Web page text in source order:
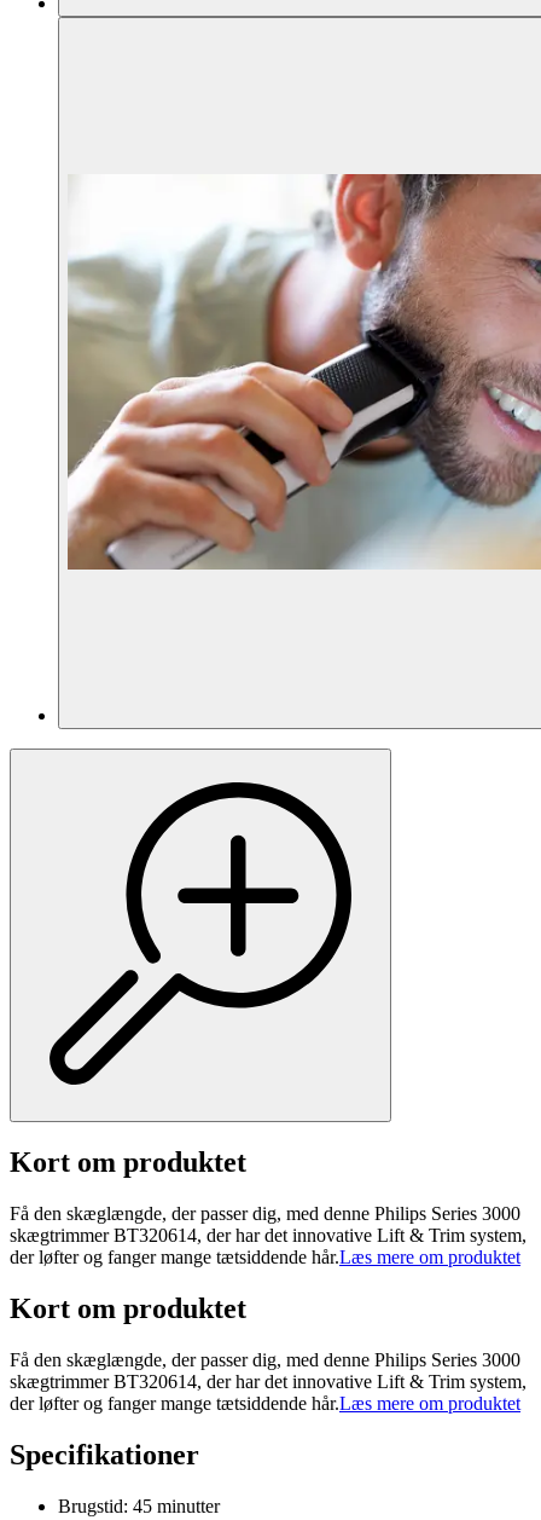
Kort om produktet
Få den skæglængde, der passer dig, med denne Philips Series 3000
skægtrimmer BT320614, der har det innovative Lift & Trim system,
der løfter og fanger mange tætsiddende hår.Læs mere om produktet
Kort om produktet
Få den skæglængde, der passer dig, med denne Philips Series 3000
skægtrimmer BT320614, der har det innovative Lift & Trim system,
der løfter og fanger mange tætsiddende hår.Læs mere om produktet
Specifikationer
Brugstid: 45 minutter